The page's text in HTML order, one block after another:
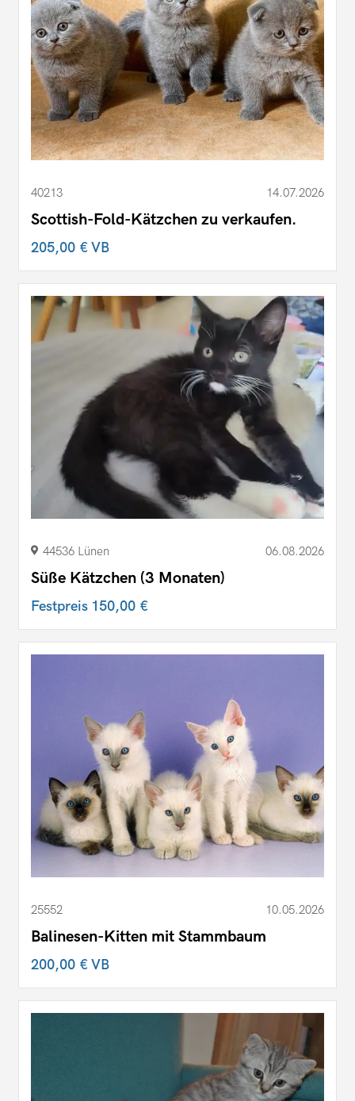
40213 14.07.2026
Scottish-Fold-Kätzchen zu verkaufen.
205,00 €VB
44536 Lünen 06.08.2026
Süße Kätzchen (3 Monaten)
Festpreis 150,00 €
25552 10.05.2026
Balinesen-Kitten mit Stammbaum
200,00 €VB